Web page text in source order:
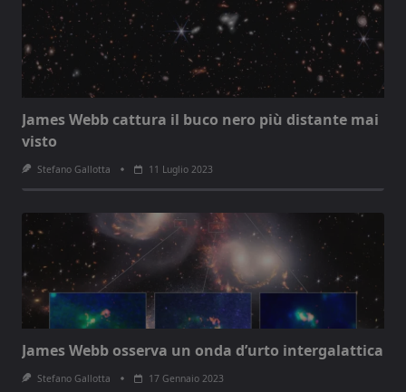
James Webb cattura il buco nero più distante mai
visto
Stefano Gallotta 11 Luglio 2023
James Webb osserva un onda d’urto intergalattica
Stefano Gallotta 17 Gennaio 2023